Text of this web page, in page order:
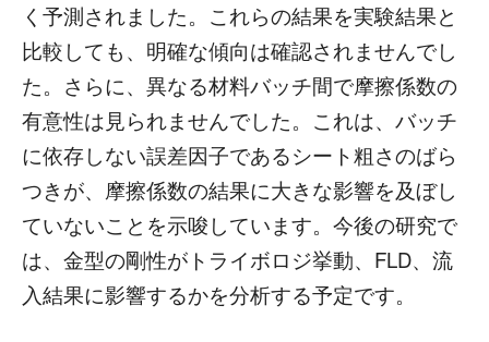
く予測されました。これらの結果を実験結果と
比較しても、明確な傾向は確認されませんでし
た。さらに、異なる材料バッチ間で摩擦係数の
有意性は見られませんでした。これは、バッチ
に依存しない誤差因子であるシート粗さのばら
つきが、摩擦係数の結果に大きな影響を及ぼし
ていないことを示唆しています。今後の研究で
は、金型の剛性がトライボロジ挙動、FLD、流
入結果に影響するかを分析する予定です。